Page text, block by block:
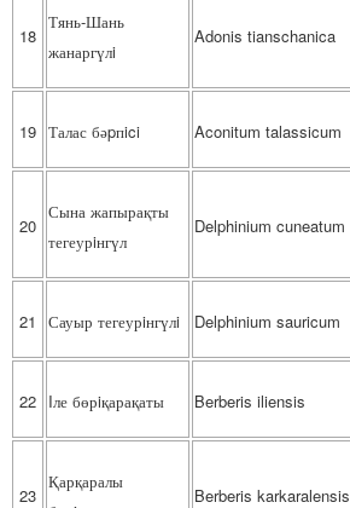
18
Тянь-Шань
жанаргүлi
Adonis tianschanica
19 Талас бәpпici Aconitum talassicum
20
Сына жапырақты
тегеурiнгүл
Delphinium cuneatum
21 Сауыр тегеурiнгүлi Delphinium sauricum
22 Iле бөрiқарақаты Berberis iliensis
23
Қарқаралы
Berberis karkaralensis